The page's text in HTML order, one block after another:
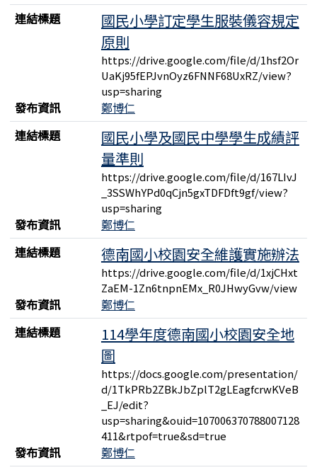
連結標題
國民小學訂定學生服裝儀容規定
原則
https://drive.google.com/file/d/1hsf2Or
UaKj95fEPJvnOyz6FNNF68UxRZ/view?
usp=sharing
發布資訊
鄭博仁
連結標題
國民小學及國民中學學生成績評
量準則
https://drive.google.com/file/d/167LIvJ
_3SSWhYPd0qCjn5gxTDFDft9gf/view?
usp=sharing
發布資訊
鄭博仁
連結標題
德南國小校園安全維護實施辦法
https://drive.google.com/file/d/1xjCHxt
ZaEM-1Zn6tnpnEMx_R0JHwyGvw/view
發布資訊
鄭博仁
連結標題
114學年度德南國小校園安全地
圖
https://docs.google.com/presentation/
d/1TkPRb2ZBkJbZplT2gLEagfcrwKVeB
_EJ/edit?
usp=sharing&ouid=107006370788007128
411&rtpof=true&sd=true
發布資訊
鄭博仁